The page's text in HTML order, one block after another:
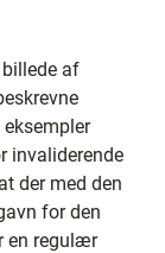
af
invaliderende
der med den
for den
en regulær